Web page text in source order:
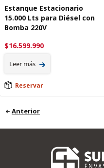
Estanque Estacionario
15.000 Lts para Diésel con
Bomba 220V
$16.599.990
Leer más
Reservar
Anterior